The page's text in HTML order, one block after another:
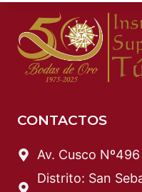
CONTACTOS
Av. Cusco Nº496
Distrito: San